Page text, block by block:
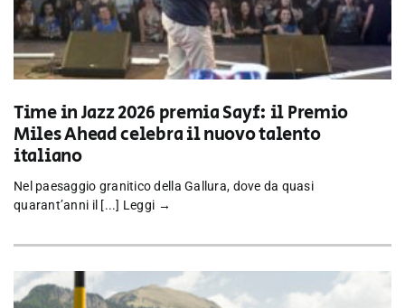
Time in Jazz 2026 premia Sayf: il Premio
Miles Ahead celebra il nuovo talento
italiano
Nel paesaggio granitico della Gallura, dove da quasi
quarant’anni il [...] Leggi →